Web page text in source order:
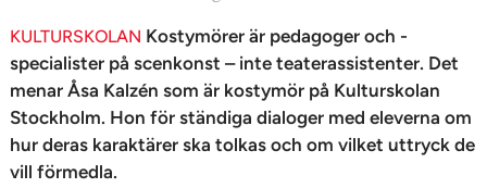
KULTURSKOLAN Kostymörer är pedagoger och ­
specialister på scenkonst – inte teater­assistenter. Det
menar Åsa ­Kalzén som är kostymör på Kulturskolan
Stockholm. Hon för ständiga dialoger med eleverna om
hur deras karaktärer ska tolkas och om vilket uttryck de
vill förmedla.